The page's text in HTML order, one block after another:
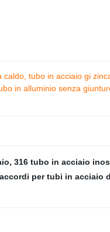
caldo, tubo in acciaio gi
in alluminio senza
, 316 tubo in acciaio
per tubi in acciaio